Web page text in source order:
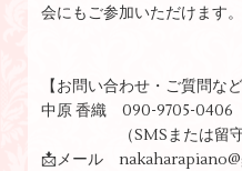
会にもご参加いただけます。
【お問い合わせ・ご質問など
中原 香織 090-9705-0406
（SMSまたは留守番
📩メール